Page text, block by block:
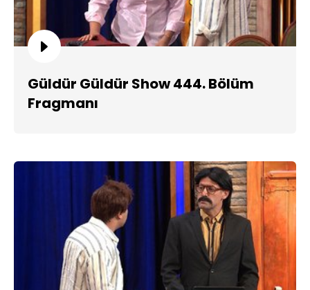
Güldür Güldür Show 444. Bölüm
Fragmanı